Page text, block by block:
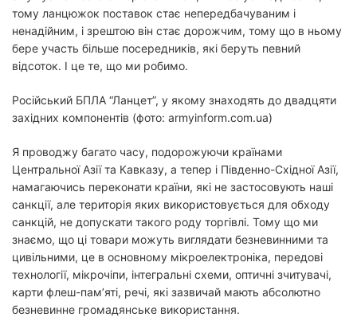
тому ланцюжок поставок стає непередбачуваним і
ненадійним, і зрештою він стає дорожчим, тому що в ньому
бере участь більше посередників, які беруть певний
відсоток. І це те, що ми робимо.
Російський БПЛА “Ланцет”, у якому знаходять до двадцяти
західних компонентів (фото: armyinform.com.ua)
Я проводжу багато часу, подорожуючи країнами
Центральної Азії та Кавказу, а тепер і Південно-Східної Азії,
намагаючись переконати країни, які не застосовують наші
санкції, але територія яких використовується для обходу
санкцій, не допускати такого роду торгівлі. Тому що ми
знаємо, що ці товари можуть виглядати безневинними та
цивільними, це в основному мікроелектроніка, передові
технології, мікрочіпи, інтегральні схеми, оптичні зчитувачі,
карти флеш-пам’яті, речі, які зазвичай мають абсолютно
безневинне громадянське використання.